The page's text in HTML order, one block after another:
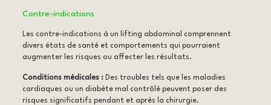
Contre-indications
Les contre-indications à un lifting abdominal comprennent
divers états de santé et comportements qui pourraient
augmenter les risques ou affecter les résultats.
Conditions médicales :Des troubles tels que les maladies
cardiaques ou un diabète mal contrôlé peuvent poser des
risques significatifs pendant et après la chirurgie.